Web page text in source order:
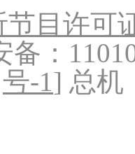
目许可
备：
号-1] 总机